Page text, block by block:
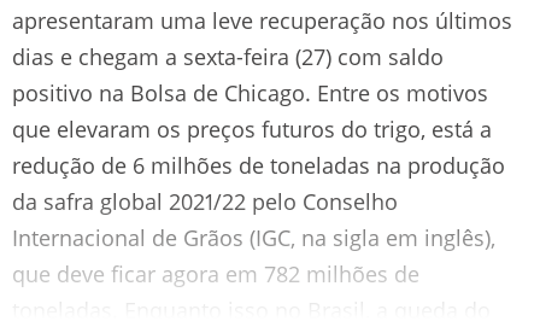
apresentaram uma leve recuperação nos últimos
dias e chegam a sexta-feira (27) com saldo
positivo na Bolsa de Chicago. Entre os motivos
que elevaram os preços futuros do trigo, está a
redução de 6 milhões de toneladas na produção
da safra global 2021/22 pelo Conselho
Internacional de Grãos (IGC, na sigla em inglês),
que deve ficar agora em 782 milhões de
toneladas. Enquanto isso no Brasil, a queda do